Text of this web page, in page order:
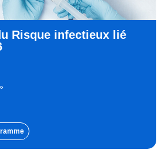
Risque infectieux lié